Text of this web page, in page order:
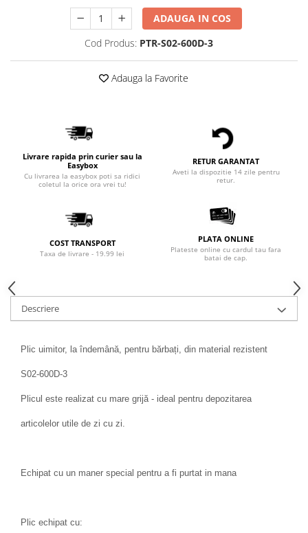
ADAUGA IN COS
Cod Produs: PTR-S02-600D-3
Adauga la Favorite
Livrare rapida prin curier sau la
Easybox
Cu livrarea la easybox poti sa ridici
coletul la orice ora vrei tu!
RETUR GARANTAT
Aveti la dispozitie 14 zile pentru
retur.
COST TRANSPORT
Taxa de livrare - 19.99 lei
PLATA ONLINE
Plateste online cu cardul tau fara
batai de cap.
Descriere
Plic uimitor, la îndemână, pentru bărbați, din material rezistent
S02-600D-3
Plicul este realizat cu mare grijă - ideal pentru depozitarea
articolelor utile de zi cu zi.
Echipat cu un maner special pentru a fi purtat in mana
Plic echipat cu: